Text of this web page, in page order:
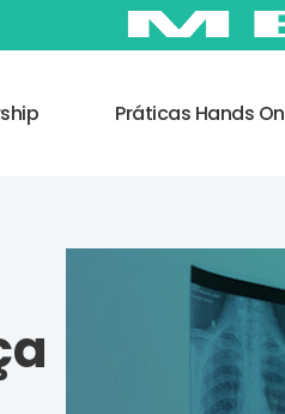
Práticas Hands On